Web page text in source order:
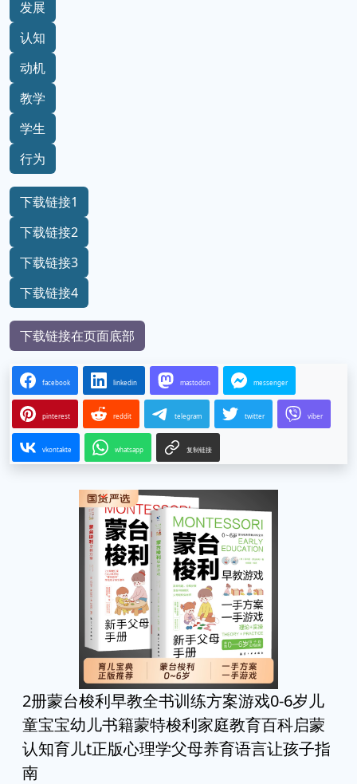
发展
认知
动机
教学
学生
行为
下载链接1
下载链接2
下载链接3
下载链接4
下载链接在页面底部
facebook linkedin mastodon messenger
pinterest reddit telegram twitter viber
vkontakte whatsapp 复制链接
2册蒙台梭利早教全书训练方案游戏0-6岁儿
童宝宝幼儿书籍蒙特梭利家庭教育百科启蒙
认知育儿t正版心理学父母养育语言让孩子指
南